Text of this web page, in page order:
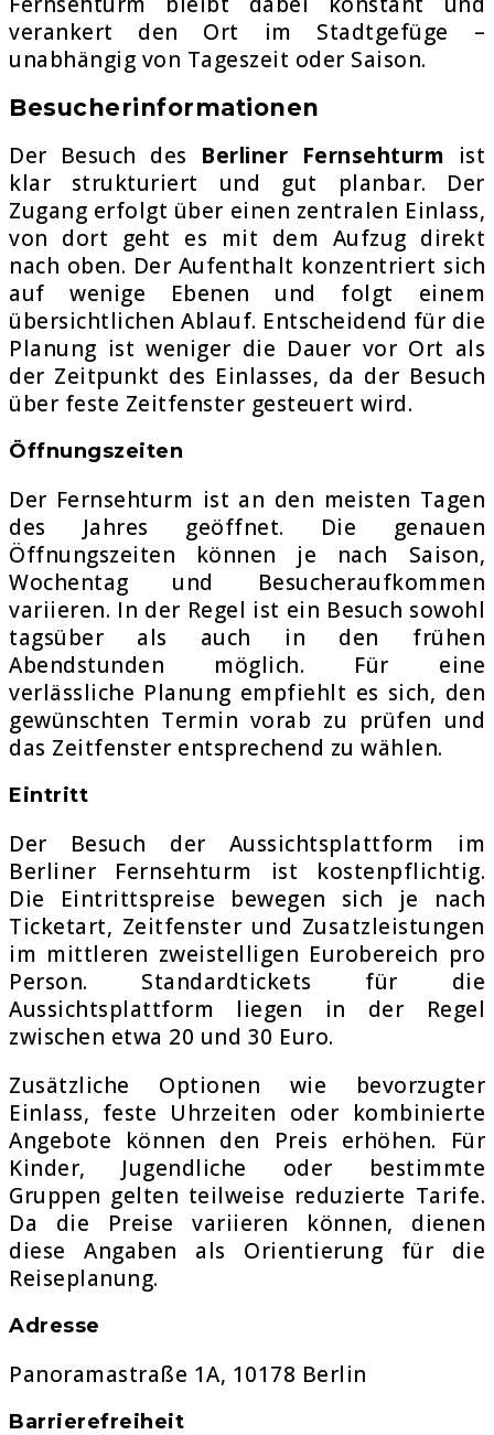
verankert den Ort im Stadtgefüge –
unabhängig von Tageszeit oder Saison.
Besucherinformationen
Der Besuch des Berliner Fernsehturm ist
klar strukturiert und gut planbar. Der
Zugang erfolgt über einen zentralen Einlass,
von dort geht es mit dem Aufzug direkt
nach oben. Der Aufenthalt konzentriert sich
auf wenige Ebenen und folgt einem
übersichtlichen Ablauf. Entscheidend für die
Planung ist weniger die Dauer vor Ort als
der Zeitpunkt des Einlasses, da der Besuch
über feste Zeitfenster gesteuert wird.
Öffnungszeiten
Der Fernsehturm ist an den meisten Tagen
des Jahres geöffnet. Die genauen
Öffnungszeiten können je nach Saison,
Wochentag und Besucheraufkommen
variieren. In der Regel ist ein Besuch sowohl
tagsüber als auch in den frühen
Abendstunden möglich. Für eine
verlässliche Planung empfiehlt es sich, den
gewünschten Termin vorab zu prüfen und
das Zeitfenster entsprechend zu wählen.
Eintritt
Der Besuch der Aussichtsplattform im
Berliner Fernsehturm ist kostenpflichtig.
Die Eintrittspreise bewegen sich je nach
Ticketart, Zeitfenster und Zusatzleistungen
im mittleren zweistelligen Eurobereich pro
Person. Standardtickets für die
Aussichtsplattform liegen in der Regel
zwischen etwa 20 und 30 Euro.
Zusätzliche Optionen wie bevorzugter
Einlass, feste Uhrzeiten oder kombinierte
Angebote können den Preis erhöhen. Für
Kinder, Jugendliche oder bestimmte
Gruppen gelten teilweise reduzierte Tarife.
Da die Preise variieren können, dienen
diese Angaben als Orientierung für die
Reiseplanung.
Adresse
Panoramastraße 1A, 10178 Berlin
Barrierefreiheit